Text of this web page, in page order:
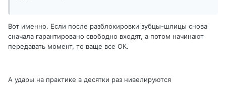
Вот именно. Если после разблокировки зубцы-шлицы снова
сначала гарантировано свободно входят, а потом начинают
передавать момент, то ваще все ОК.
А удары на практике в десятки раз нивелируются